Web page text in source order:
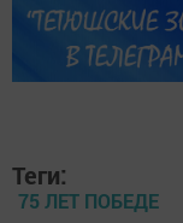
Теги:
75 ЛЕТ ПОБЕДЕ